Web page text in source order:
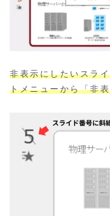
非表示にしたいスラ
トメニューから「非